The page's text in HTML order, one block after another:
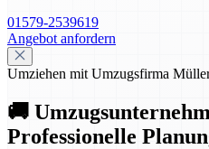
01579-2539619
Angebot anfordern
Umziehen mit Umzugsfirma
🚚
Professionelle